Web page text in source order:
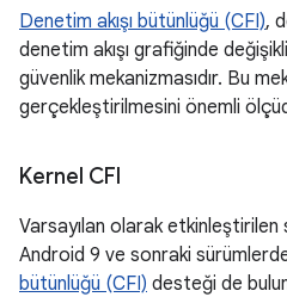
Denetim akışı bütünlüğü (CFI),
denetim akışı grafiğinde
güvenlik mekanizmasıdır. Bu
gerçekleştirilmesini önemli
Kernel CFI
Varsayılan olarak
Android 9 ve sonraki
bütünlüğü (CFI) desteği de